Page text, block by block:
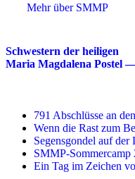
Mehr über SMMP
Schwestern der heiligen
Maria Magdalena Postel
791 Abschlüsse an
Wenn die Rast zum
Segensgondel auf
SMMP-
Ein Tag im Zeichen